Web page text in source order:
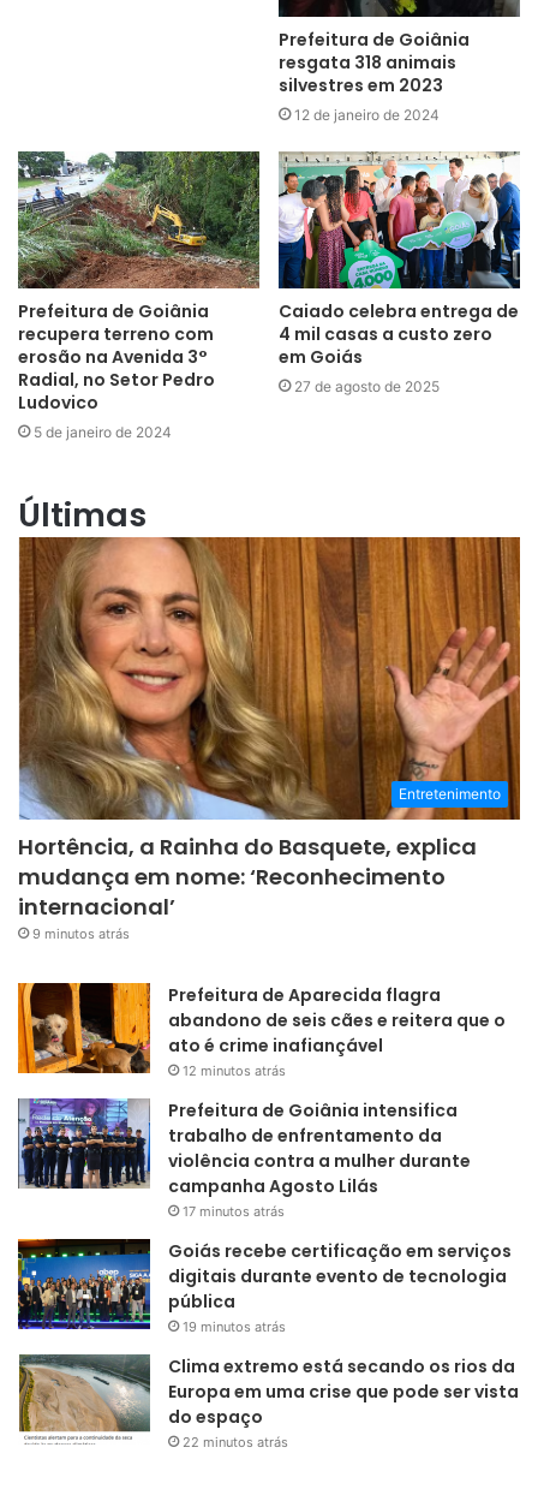
Prefeitura de Goiânia
resgata 318 animais
silvestres em 2023
12 de janeiro de 2024
Prefeitura de Goiânia
recupera terreno com
erosão na Avenida 3°
Radial, no Setor Pedro
Ludovico
5 de janeiro de 2024
Caiado celebra entrega de
4 mil casas a custo zero
em Goiás
27 de agosto de 2025
Últimas
Entretenimento
Hortência, a Rainha do Basquete, explica
mudança em nome: ‘Reconhecimento
internacional’
9 minutos atrás
Prefeitura de Aparecida flagra
abandono de seis cães e reitera que o
ato é crime inafiançável
12 minutos atrás
Prefeitura de Goiânia intensifica
trabalho de enfrentamento da
violência contra a mulher durante
campanha Agosto Lilás
17 minutos atrás
Goiás recebe certificação em serviços
digitais durante evento de tecnologia
pública
19 minutos atrás
Clima extremo está secando os rios da
Europa em uma crise que pode ser vista
do espaço
22 minutos atrás